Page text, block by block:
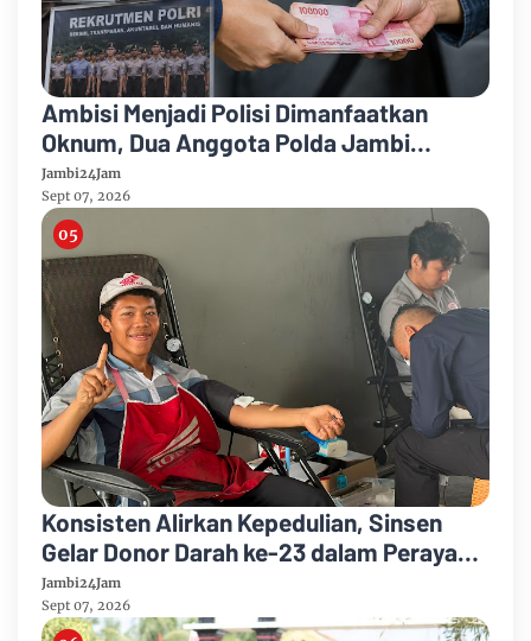
Ambisi Menjadi Polisi Dimanfaatkan
Oknum, Dua Anggota Polda Jambi
Diduga Tipu Calon Bintara dengan Janji
Kelulusan
Jambi24Jam
Sept 07, 2026
Konsisten Alirkan Kepedulian, Sinsen
Gelar Donor Darah ke-23 dalam Perayaan
Anniversary Sinsen
Jambi24Jam
Sept 07, 2026